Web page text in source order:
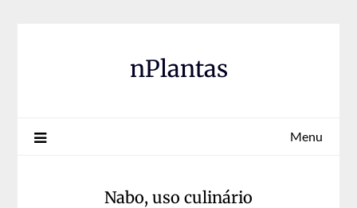
nPlantas
Menu
Nabo, uso culinário